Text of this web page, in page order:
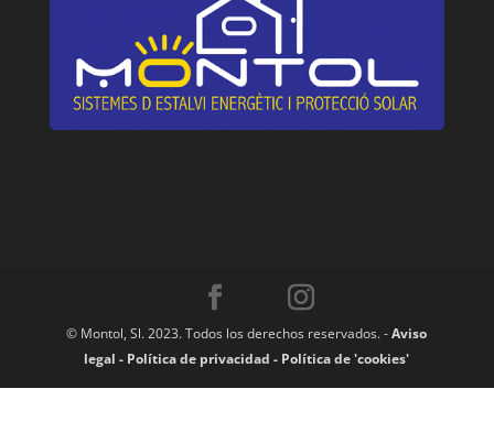
© Montol, Sl. 2023. Todos los derechos reservados. -Aviso
legal - Política de privacidad - Política de 'cookies'